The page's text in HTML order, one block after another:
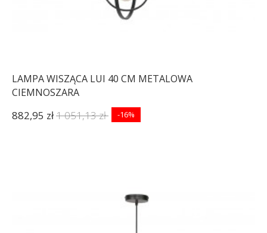
LAMPA WISZĄCA LUI 40 CM METALOWA
CIEMNOSZARA
882,95 zł1 051,13 zł -16%